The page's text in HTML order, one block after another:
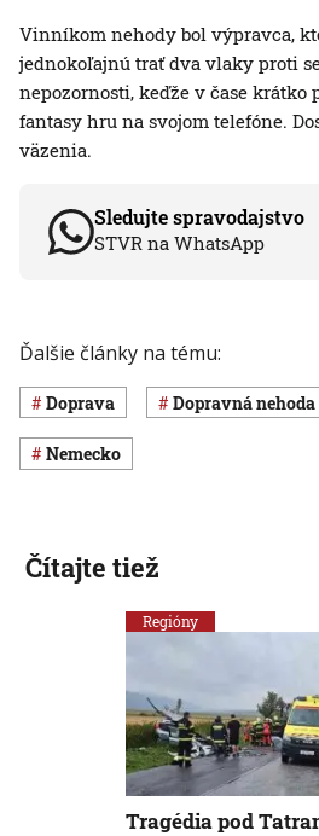
Vinníkom nehody bol výpravca,
jednokoľajnú trať dva vlaky proti
nepozornosti, keďže v čase krátko
fantasy hru na svojom telefóne.
väzenia.
Sledujte spravodajstvo
STVR na WhatsApp
Ďalšie články na tému:
Doprava dopravná nehoda
Nemecko
Čítajte tiež
Regióny
Tragédia pod